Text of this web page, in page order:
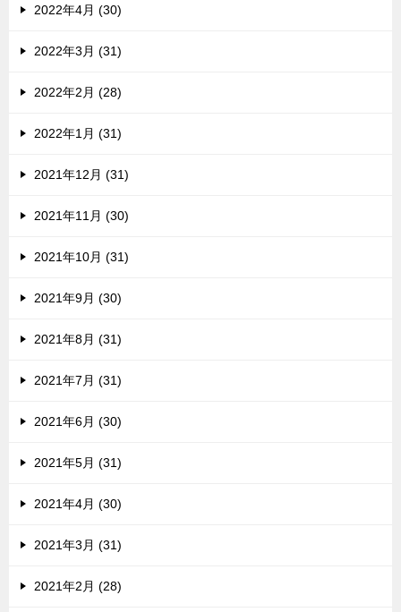
2022年4月 (30)
2022年3月 (31)
2022年2月 (28)
2022年1月 (31)
2021年12月 (31)
2021年11月 (30)
2021年10月 (31)
2021年9月 (30)
2021年8月 (31)
2021年7月 (31)
2021年6月 (30)
2021年5月 (31)
2021年4月 (30)
2021年3月 (31)
2021年2月 (28)